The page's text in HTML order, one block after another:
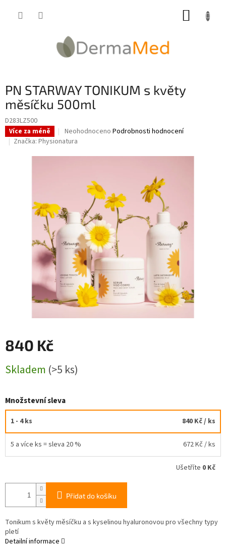
PN STARWAY TONIKUM s květy
měsíčku 500ml
D283LZ500
Více za méně
Průměrné
hodnocení
je
hvězdiček.
Neohodnoceno Podrobnosti hodnocení
Značka: Physionatura
840 Kč
cena:
Skladem (>5 ks)
Množstevní sleva
1 - 4 ks 840 Kč/ ks
5 a více ks = sleva 20 % 672 Kč / ks
Ušetříte 0 Kč
Přidat do košíku
Tonikum s květy měsíčku a s kyselinou hyaluronovou pro všechny typy
pletí
Detailní informace